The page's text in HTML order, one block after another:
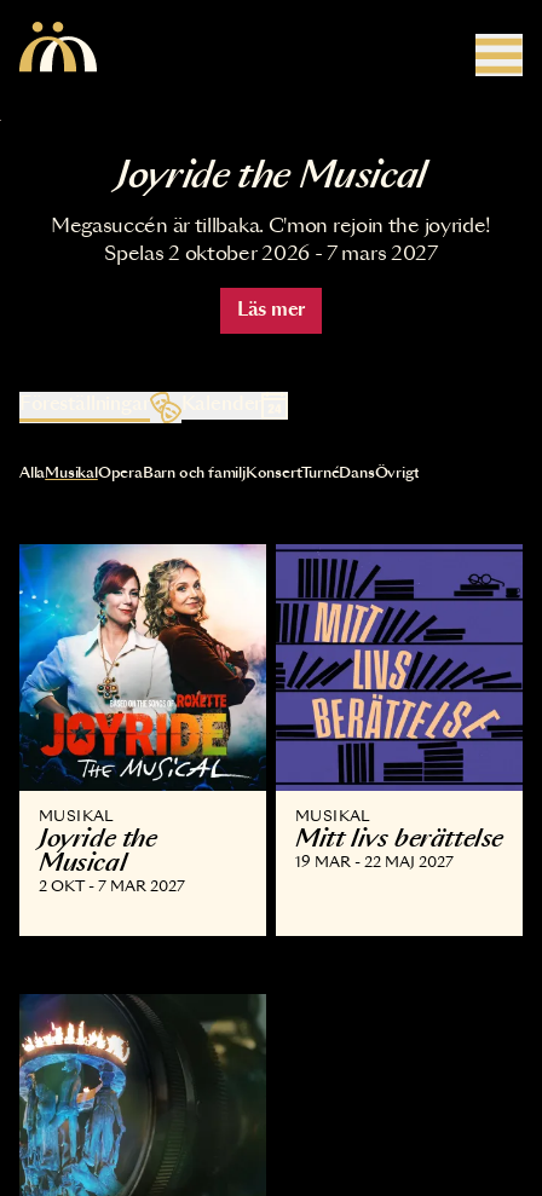
Joyride the Musical
Megasuccén är tillbaka. C'mon rejoin the joyride!
Spelas 2 oktober 2026 - 7 mars 2027
Läs mer
Kalender
Val av kategori uppdaterar innehållet automatiskt
AllaMusikal OperaBarn och familjKonsertTurnéDansÖvrigt
MUSIKAL
Joyride the
Musical
2 OKT - 7 MAR 2027
MUSIKAL
Mitt livs berättelse
19 MAR - 22 MAJ 2027